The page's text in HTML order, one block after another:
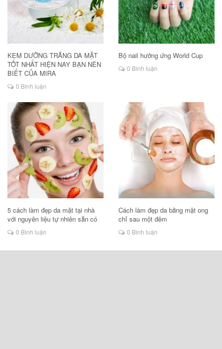
KEM DƯỠNG TRẮNG DA MẶT
TỐT NHẤT HIỆN NAY BẠN NÊN
BIẾT CỦA MIRA
0 Bình luận
Bộ nail hưởng ứng World Cup
0 Bình luận
5 cách làm đẹp da mặt tại nhà
với nguyên liệu tự nhiên sẵn có
0 Bình luận
Cách làm đẹp da bằng mật ong
chỉ sau một đêm
0 Bình luận